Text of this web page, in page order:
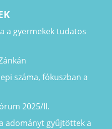
a gyermekek tudatos
száma, fókuszban a
2025/II.
adományt gyűjtöttek a